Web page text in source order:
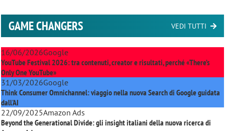
GAME CHANGERS VEDI TUTTI
16/06/2026Google
YouTube Festival 2026: tra contenuti, creator e risultati, perché «There’s
Only One YouTube»
31/03/2026Google
Think Consumer Omnichannel: viaggio nella nuova Search di Google guidata
dall'AI
22/09/2025Amazon Ads
Beyond the Generational Divide: gli insight italiani della nuova ricerca di